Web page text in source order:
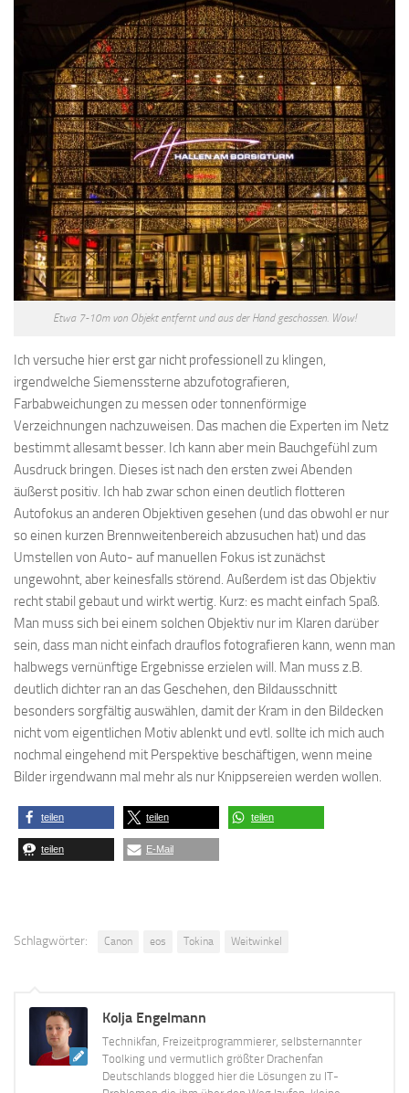
Etwa 7-10m von Objekt entfernt und aus der Hand geschossen. Wow!
Ich versuche hier erst gar nicht professionell zu klingen,
irgendwelche Siemenssterne abzufotografieren,
Farbabweichungen zu messen oder tonnenförmige
Verzeichnungen nachzuweisen. Das machen die Experten im Netz
bestimmt allesamt besser. Ich kann aber mein Bauchgefühl zum
Ausdruck bringen. Dieses ist nach den ersten zwei Abenden
äußerst positiv. Ich hab zwar schon einen deutlich flotteren
Autofokus an anderen Objektiven gesehen (und das obwohl er nur
so einen kurzen Brennweitenbereich abzusuchen hat) und das
Umstellen von Auto- auf manuellen Fokus ist zunächst
ungewohnt, aber keinesfalls störend. Außerdem ist das Objektiv
recht stabil gebaut und wirkt wertig. Kurz: es macht einfach Spaß.
Man muss sich bei einem solchen Objektiv nur im Klaren darüber
sein, dass man nicht einfach drauflos fotografieren kann, wenn man
halbwegs vernünftige Ergebnisse erzielen will. Man muss z.B.
deutlich dichter ran an das Geschehen, den Bildausschnitt
besonders sorgfältig auswählen, damit der Kram in den Bildecken
nicht vom eigentlichen Motiv ablenkt und evtl. sollte ich mich auch
nochmal eingehend mit Perspektive beschäftigen, wenn meine
Bilder irgendwann mal mehr als nur Knippsereien werden wollen.
teilen teilen teilen
teilen E-Mail
Schlagwörter: Canon eos Tokina Weitwinkel
Kolja Engelmann
Technikfan, Freizeitprogrammierer, selbsternannter
Toolking und vermutlich größter Drachenfan
Deutschlands blogged hier die Lösungen zu IT-